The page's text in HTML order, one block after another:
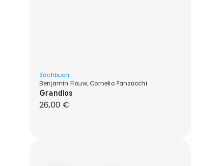
Sachbuch
Benjamin Flouw, Cornelia Panzacchi
Grandios
Regulärer Preis:
26,00 €